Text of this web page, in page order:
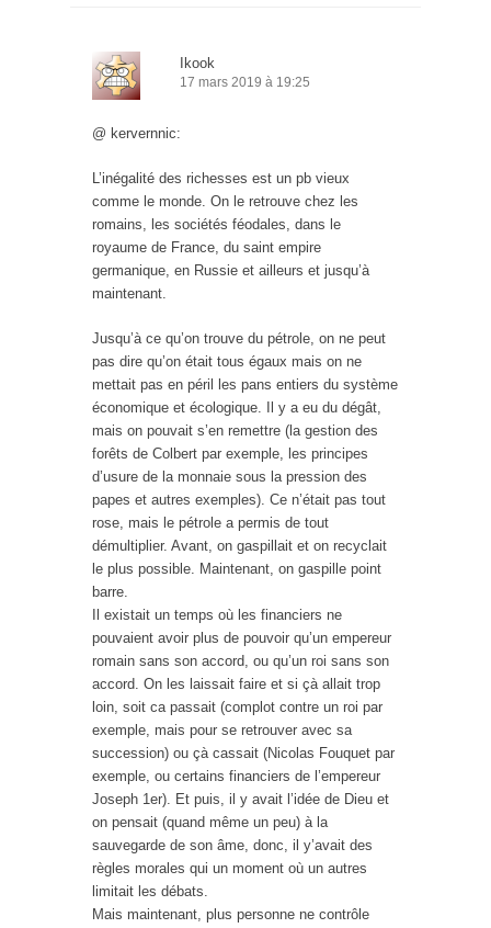
Ikook
17 mars 2019 à 19:25
@ kervernnic:
L’inégalité des richesses est un pb vieux
comme le monde. On le retrouve chez les
romains, les sociétés féodales, dans le
royaume de France, du saint empire
germanique, en Russie et ailleurs et jusqu’à
maintenant.
Jusqu’à ce qu’on trouve du pétrole, on ne peut
pas dire qu’on était tous égaux mais on ne
mettait pas en péril les pans entiers du système
économique et écologique. Il y a eu du dégât,
mais on pouvait s’en remettre (la gestion des
forêts de Colbert par exemple, les principes
d’usure de la monnaie sous la pression des
papes et autres exemples). Ce n’était pas tout
rose, mais le pétrole a permis de tout
démultiplier. Avant, on gaspillait et on recyclait
le plus possible. Maintenant, on gaspille point
barre.
Il existait un temps où les financiers ne
pouvaient avoir plus de pouvoir qu’un empereur
romain sans son accord, ou qu’un roi sans son
accord. On les laissait faire et si çà allait trop
loin, soit ca passait (complot contre un roi par
exemple, mais pour se retrouver avec sa
succession) ou çà cassait (Nicolas Fouquet par
exemple, ou certains financiers de l’empereur
Joseph 1er). Et puis, il y avait l’idée de Dieu et
on pensait (quand même un peu) à la
sauvegarde de son âme, donc, il y’avait des
règles morales qui un moment où un autres
limitait les débats.
Mais maintenant, plus personne ne contrôle